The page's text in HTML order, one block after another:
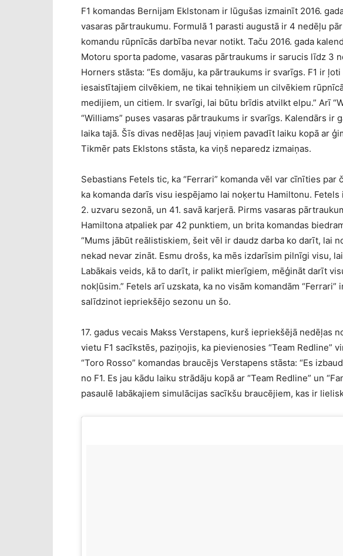
F1 komandas Bernijam Eklstonam ir lūgušas izmainīt 2016.
vasaras pārtraukumu. Formulā 1 parasti augustā ir 4 nedēļu
komandu rūpnīcās darbība nevar notikt. Taču 2016. gada
Motoru sporta padome, vasaras pārtraukums ir sarucis līdz 3
Horners stāsta: “Es domāju, ka pārtraukums ir svarīgs. F1 ir
iesaistītajiem cilvēkiem, ne tikai tehniķiem un cilvēkiem
medijiem, un citiem. Ir svarīgi, lai būtu brīdis atvilkt elpu.” Arī
“Williams” puses vasaras pārtraukums ir svarīgs. Kalendārs ir
laika tajā. Šīs divas nedēļas ļauj viņiem pavadīt laiku kopā ar
Tikmēr pats Eklstons stāsta, ka viņš neparedz izmaiņas.
Sebastians Fetels tic, ka “Ferrari” komanda vēl var cīnīties
ka komanda darīs visu iespējamo lai noķertu Hamiltonu.
2. uzvaru sezonā, un 41. savā karjerā. Pirms vasaras
Hamiltona atpaliek par 42 punktiem, un brita komandas
“Mums jābūt reālistiskiem, šeit vēl ir daudz darba ko darīt, lai
nekad nevar zināt. Esmu drošs, ka mēs izdarīsim pilnīgi visu,
Labākais veids, kā to darīt, ir palikt mierīgiem, mēģināt darīt
nokļūsim.” Fetels arī uzskata, ka no visām komandām
salīdzinot iepriekšējo sezonu un šo.
17. gadus vecais Makss Verstapens, kurš iepriekšējā nedēļas
vietu F1 sacīkstēs, paziņojis, ka pievienosies “Team Redline”
“Toro Rosso” komandas braucējs Verstapens stāsta: “Es
no F1. Es jau kādu laiku strādāju kopā ar “Team Redline” un
pasaulē labākajiem simulācijas sacīkšu braucējiem, kas ir